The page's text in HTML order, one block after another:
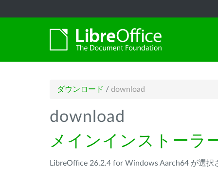
ダウンロード / download
download
メインインストーラ
LibreOffice 26.2.4 for Windows Aarch64 が選